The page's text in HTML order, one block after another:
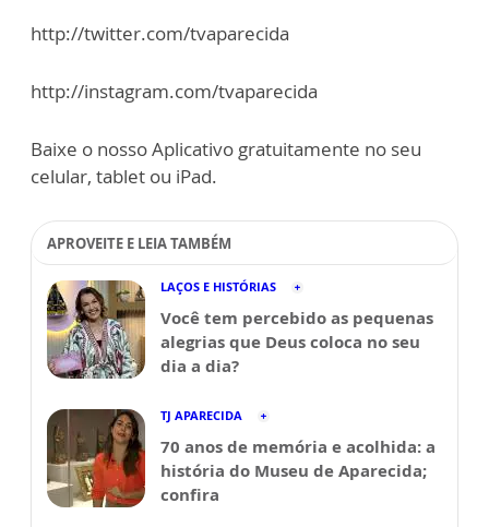
http://twitter.com/tvaparecida
http://instagram.com/tvaparecida
Baixe o nosso Aplicativo gratuitamente no seu
celular, tablet ou iPad.
APROVEITE E LEIA TAMBÉM
LAÇOS E HISTÓRIAS
Você tem percebido as pequenas
alegrias que Deus coloca no seu
dia a dia?
TJ APARECIDA
70 anos de memória e acolhida: a
história do Museu de Aparecida;
confira